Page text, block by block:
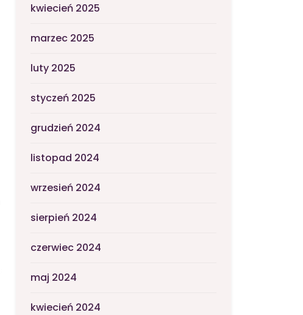
kwiecień 2025
marzec 2025
luty 2025
styczeń 2025
grudzień 2024
listopad 2024
wrzesień 2024
sierpień 2024
czerwiec 2024
maj 2024
kwiecień 2024